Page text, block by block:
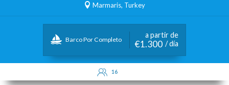
Marmaris, Turkey
Barco Por Completo
a partir de
€1.300 / día
16